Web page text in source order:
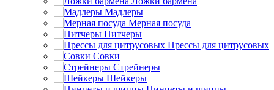
Мадлеры
Мерная посуда
Питчеры
Прессы для цитрусовых
Совки
Стрейнеры
Шейкеры